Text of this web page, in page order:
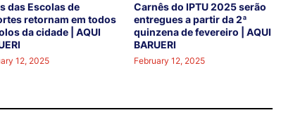
das Escolas de
retornam em todos
da cidade | AQUI
12, 2025
Carnês do IPTU 2025 serão
entregues a partir da 2ª
quinzena de fevereiro | AQUI
BARUERI
February 12, 2025